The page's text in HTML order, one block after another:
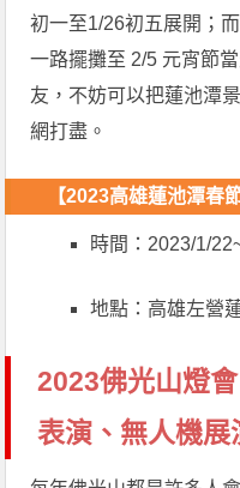
初一至1/26初五展開；
一路擺攤至 2/5 元宵節
友，不妨可以把蓮池潭
網打盡。
【2023高雄蓮池潭春
時間：2023/1/
地點：高雄左營
2023佛光山燈
表演、無人機展